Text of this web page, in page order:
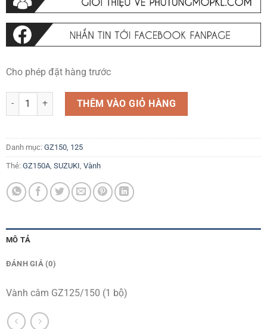
Cho phép đặt hàng trước
Vành câm GZ125/150 (1 bộ) số lượng
THÊM VÀO GIỎ HÀNG
Danh mục: GZ150, 125
Thẻ: GZ150A, SUZUKI Vành
MÔ TẢ
ĐÁNH GIÁ (0)
Vành câm GZ125/150 (1 bộ)